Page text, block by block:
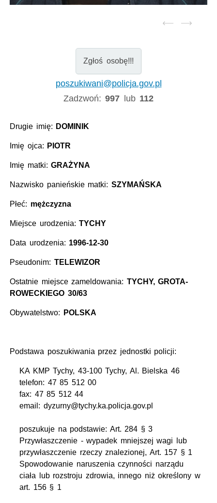
Zgłoś osobę!!!
poszukiwani@policja.gov.pl
Zadzwoń:997 lub 112
Drugie imię: DOMINIK
Imię ojca: PIOTR
Imię matki:GRAŻYNA
Nazwisko panieńskie matki: SZYMAŃSKA
Płeć: mężczyzna
Miejsce urodzenia:TYCHY
Data urodzenia: 1996-12-30
Pseudonim: TELEWIZOR
Ostatnie miejsce zameldowania: TYCHY, GROTA-
ROWECKIEGO 30/63
Obywatelstwo: POLSKA
Podstawa poszukiwania przez jednostki policji:
KA KMP Tychy, 43-100 Tychy, Al. Bielska 46
telefon: 47 85 512 00
fax: 47 85 512 44
email: dyzurny@tychy.ka.policja.gov.pl
poszukuje na podstawie: Art. 284 § 3
Przywłaszczenie - wypadek mniejszej wagi lub
przywłaszczenie rzeczy znalezionej, Art. 157 § 1
Spowodowanie naruszenia czynności narządu
ciała lub rozstroju zdrowia, innego niż określony w
art. 156 § 1